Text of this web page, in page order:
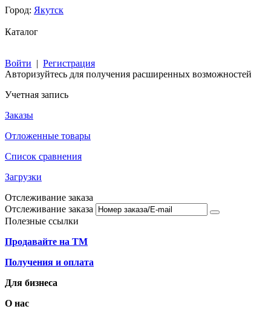
Город: Якутск
Каталог
Войти | Регистрация
Авторизуйтесь для получения расширенных возможностей
Учетная запись
Заказы
Отложенные товары
Список сравнения
Загрузки
Отслеживание заказа
Отслеживание заказа
Полезные ссылки
Продавайте на ТМ
Получения и оплата
Для бизнеса
О нас